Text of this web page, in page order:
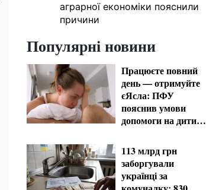
аграрної економіки пояснили
причини
Популярні новини
Працюєте повний
день — отримуйте
єЯсла: ПФУ
пояснив умови
допомоги на дитину
113 млрд грн
заборгували
українці за